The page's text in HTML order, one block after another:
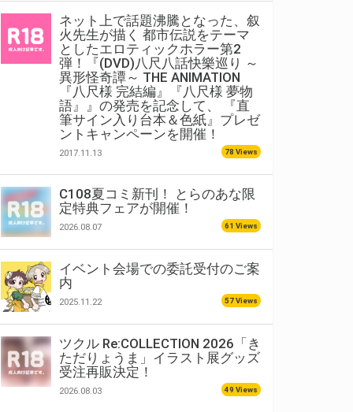
ネット上で話題沸騰となった、叙
火先生が描く 都市伝説をテーマ
としたエロティックホラー第2
弾！『(DVD)八尺八話快樂巡り ～
異形怪奇譚～ THE ANIMATION
『八尺様 完結編』『八尺様 夢物
語』』の発売を記念して、 『直
筆サイン入り台本＆色紙』プレゼ
ントキャンペーンを開催！
2017.11.13 78 Views
C108夏コミ新刊！ とらのあな限
定特典フェアが開催！
2026.08.07 61 Views
イベント会場での委託受付のご案
内
2025.11.22 57 Views
ツクル Re:COLLECTION 2026「き
ただりょうま」イラスト展グッズ
受注再販決定！
2026.08.03 49 Views